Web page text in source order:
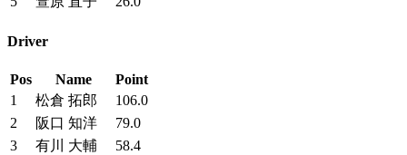
Driver
Pos Name
Point
1
松倉 拓郎
106.0
2
阪口 知洋
79.0
3
有川 大輔
58.4